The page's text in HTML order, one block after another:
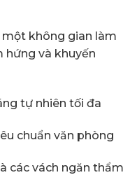
không gian làm
hứng và khuyến
tự nhiên tối đa
chuẩn văn phòng
các vách ngăn thẩm